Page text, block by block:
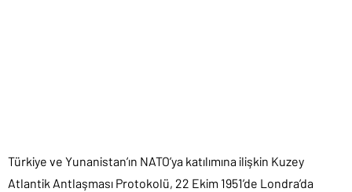
Türkiye ve Yunanistan’ın NATO’ya katılımına ilişkin Kuzey
Atlantik Antlaşması Protokolü, 22 Ekim 1951’de Londra’da